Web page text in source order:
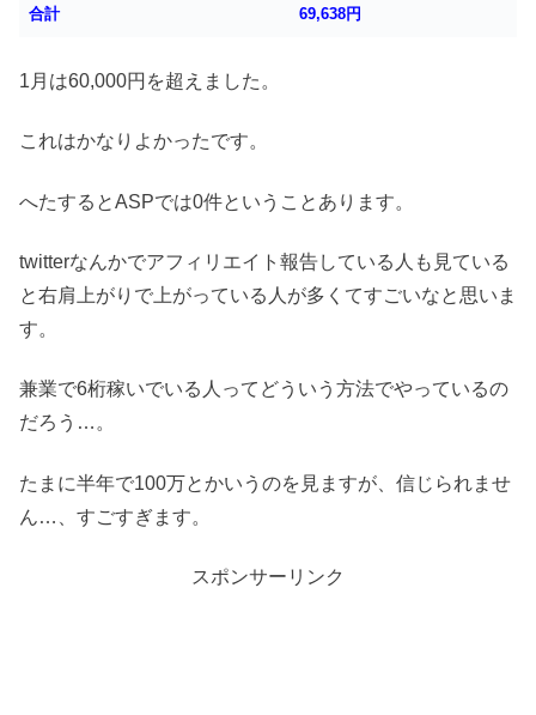
合計 69,638円
1月は60,000円を超えました。
これはかなりよかったです。
へたするとASPでは0件ということあります。
twitterなんかでアフィリエイト報告している人も見ている
と右肩上がりで上がっている人が多くてすごいなと思いま
す。
兼業で6桁稼いでいる人ってどういう方法でやっているの
だろう…。
たまに半年で100万とかいうのを見ますが、信じられませ
ん…、すごすぎます。
スポンサーリンク